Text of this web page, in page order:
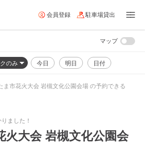
会員登録 駐車場貸出
のみ 今日 明日 日付
マップ
ま市花火大会 岩槻文化公園会場 の予約できる
ました！
火大会 岩槻文化公園会